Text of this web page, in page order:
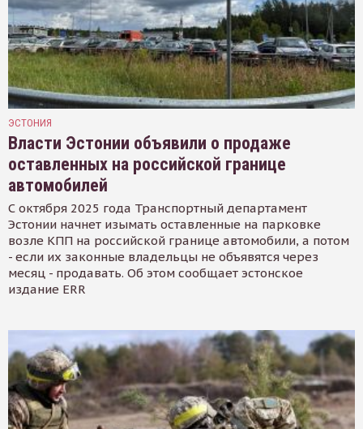
ЭСТОНИЯ
Власти Эстонии объявили о продаже
оставленных на российской границе
автомобилей
С октября 2025 года Транспортный департамент
Эстонии начнет изымать оставленные на парковке
возле КПП на российской границе автомобили, а потом
- если их законные владельцы не объявятся через
месяц - продавать. Об этом сообщает эстонское
издание ERR